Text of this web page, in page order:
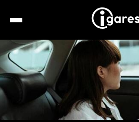
Location
Hôtels
Taxis